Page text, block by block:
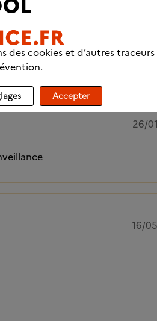
tout doit être tenté. Et a
sais que la situation est
dans cette épreuve qui est
26/
16/
des cookies et d’autres traceurs
Accepter